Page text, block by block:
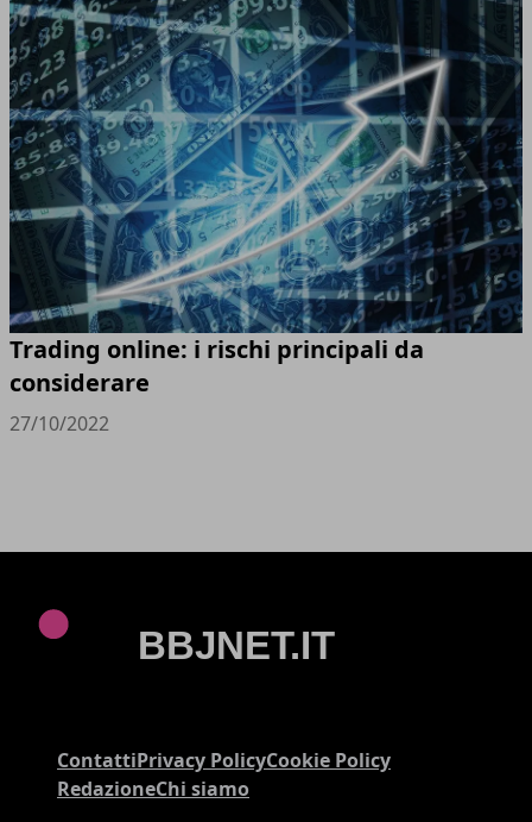
Trading online: i rischi principali da
considerare
27/10/2022
ContattiPrivacy PolicyCookie Policy
RedazioneChi siamo